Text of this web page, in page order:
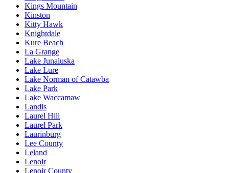
Kings Mountain
Kinston
Kitty Hawk
Knightdale
Kure Beach
La Grange
Lake Junaluska
Lake Lure
Lake Norman of Catawba
Lake Park
Lake Waccamaw
Landis
Laurel Hill
Laurel Park
Laurinburg
Lee County
Leland
Lenoir
Lenoir County